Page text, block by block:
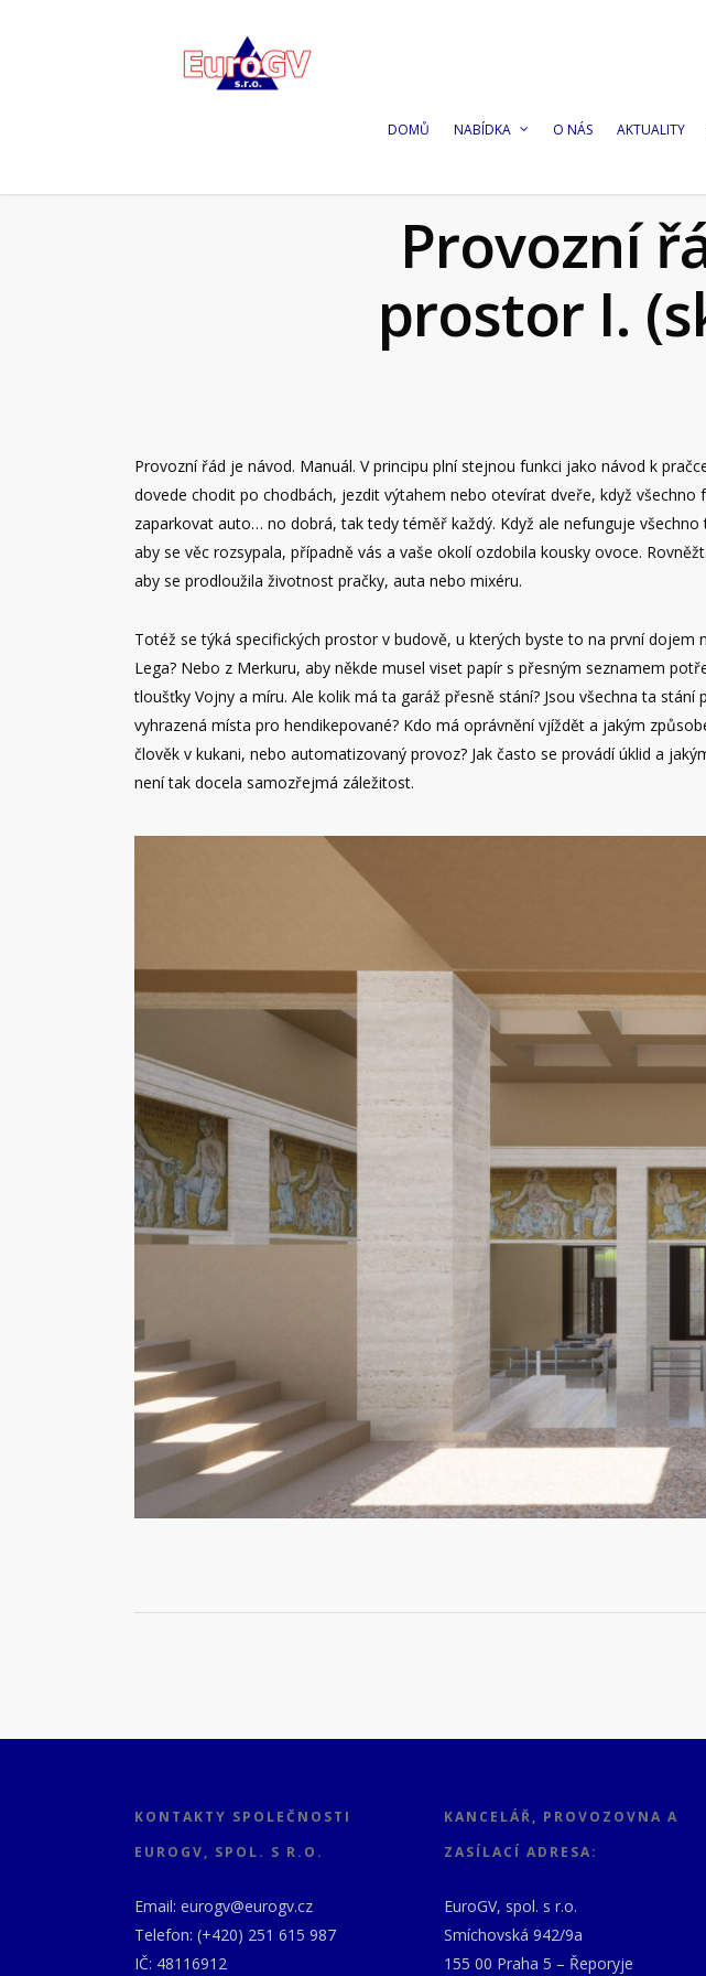
DOMŮ NABÍDKA O NÁS AKTUALITY
Provozní
prostor I.
Provozní řád je návod. Manuál. V principu plní stejnou funkci jako návod k
dovede chodit po chodbách, jezdit výtahem nebo otevírat dveře, když
zaparkovat auto… no dobrá, tak tedy téměř každý. Když ale nefunguje
aby se věc rozsypala, případně vás a vaše okolí ozdobila kousky ovoce.
aby se prodloužila životnost pračky, auta nebo mixéru.
Totéž se týká specifických prostor v budově, u kterých byste to na první
Lega? Nebo z Merkuru, aby někde musel viset papír s přesným seznamem
tloušťky Vojny a míru. Ale kolik má ta garáž přesně stání? Jsou všechna ta
vyhrazená místa pro hendikepované? Kdo má oprávnění vjíždět a jakým
člověk v kukani, nebo automatizovaný provoz? Jak často se provádí úklid a
není tak docela samozřejmá záležitost.
KONTAKTY SPOLEČNOSTI
EUROGV, SPOL. S R.O.
Email: eurogv@eurogv.cz
Telefon: (+420) 251 615 987
IČ: 48116912
KANCELÁŘ, PROVOZOVNA A
ZASÍLACÍ ADRESA:
EuroGV, spol. s r.o.
Smíchovská 942/9a
155 00 Praha 5 – Řeporyje